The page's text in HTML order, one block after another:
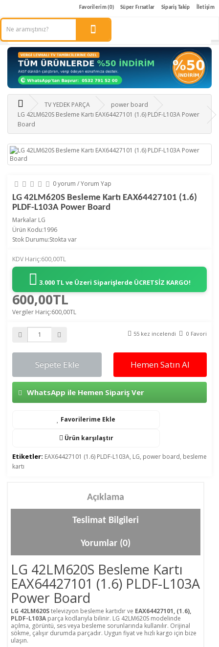
Favorilerim (0) Süper Fırsatlar Sipariş Takip İletişim
TV YEDEK PARÇA
power board
LG 42LM620S Besleme Kartı EAX64427101 (1.6) PLDF-L103A Power
Board
0 yorum /Yorum Yap
LG 42LM620S Besleme Kartı EAX64427101 (1.6)
PLDF-L103A Power Board
Markalar LG
Ürün Kodu:1996
Stok Durumu:Stokta var
KDV Hariç:600,00TL
3.000 TL ve Üzeri Siparişlerde ÜCRETSİZ KARGO!
600,00TL
Vergiler Hariç:600,00TL
55 kez incelendi 0 Favori
Sepete Ekle Hemen Satın Al
WhatsApp ile Hemen Sipariş Ver
Favorilerime Ekle
Ürün karşılaştır
Etiketler: EAX64427101 (1.6) PLDF-L103A, LG, power board, besleme
kartı
Açıklama
Teslimat Bilgileri
Yorumlar (0)
LG 42LM620S Besleme Kartı
EAX64427101 (1.6) PLDF-L103A
Power Board
LG 42LM620Stelevizyon besleme kartıdır ve EAX64427101, (1.6),
PLDF-L103A parça kodlarıyla bilinir. LG 42LM620S modelinde
açılma, görüntü, ses veya besleme sorunlarında kullanılır. Orijinal
sökme, çalışır durumda parçadır. Uygun fiyat ve hızlı kargo için bize
ulaşın.